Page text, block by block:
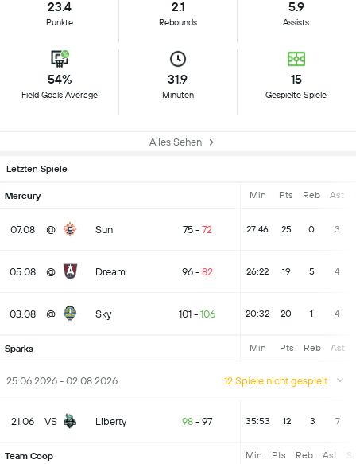
23.4
Punkte
2.1
Rebounds
5.9
Assists
54%
Field Goals Average
31.9
Minuten
15
Gespielte Spiele
Alles Sehen
Letzten Spiele
Mercury Min Pts Reb Ast
07.08 @ Sun 75- 72 27:46 25 0 3
05.08 @ Dream 96- 82 26:22 19 5 4
03.08 @ Sky 101 - 106 20:32 20 1 4
Sparks Min Pts Reb Ast
25.06.2026 - 02.08.2026 12 Spiele nicht gespielt
21.06 VS Liberty 98 - 97 35:53 12 3 7
Team Coop Min Pts Reb Ast